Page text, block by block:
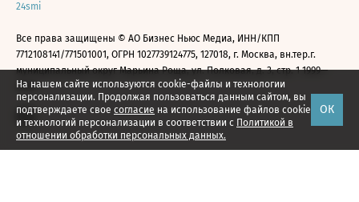
На нашем сайте используются cookie-файлы и технологии
персонализации. Продолжая пользоваться данным сайтом, вы
подтверждаете свое согласие на использование файлов cookie
и технологий персонализации в соответствии с Политикой в
отношении обработки персональных данных.
ОК
24smi
Все права защищены © АО Бизнес Ньюс Медиа, ИНН/КПП
7712108141/771501001, ОГРН 1027739124775, 127018, г. Москва, вн.тер.г.
муниципальный округ Марьина Роща, ул. Полковая, д. 3, стр. 1 1999—
2026